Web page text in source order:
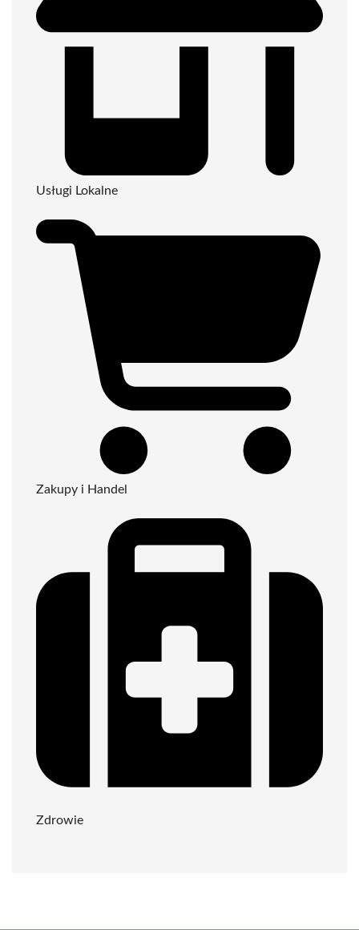
Usługi Lokalne
Zakupy i Handel
Zdrowie